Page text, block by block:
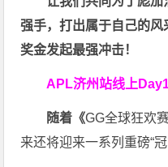
强手，打出属于自己的
奖金发起最强冲击！
APL济州站线上
随着《GG全球狂欢
来还将迎来一系列重磅“冠